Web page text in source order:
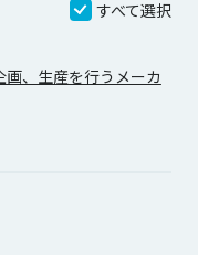
すべて選択
画、生産を行うメーカ